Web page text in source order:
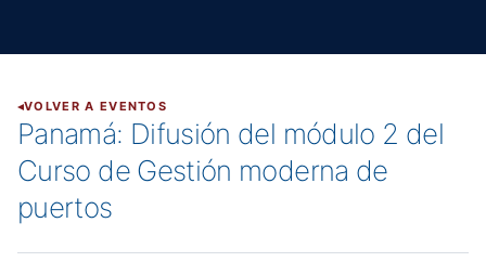
VOLVER A EVENTOS
Panamá: Difusión del módulo 2 del
Curso de Gestión moderna de
puertos